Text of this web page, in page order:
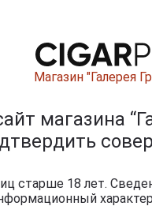
Магазин "Галерея
магазина
старше 18 лет.